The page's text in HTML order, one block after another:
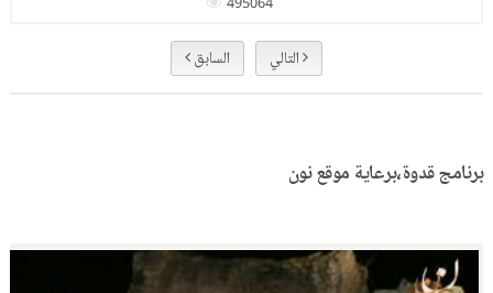
التالي السابق
برنامج قدوة،برعاية موقع نون